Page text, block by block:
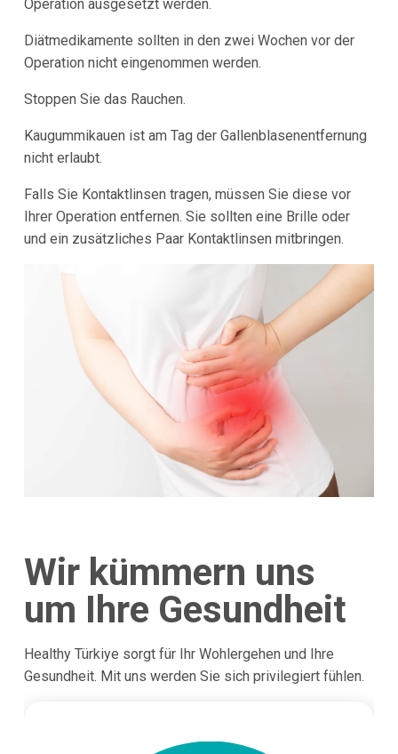
Operation ausgesetzt werden.
Diätmedikamente sollten in den zwei Wochen vor der
Operation nicht eingenommen werden.
Stoppen Sie das Rauchen.
Kaugummikauen ist am Tag der Gallenblasenentfernung
nicht erlaubt.
Falls Sie Kontaktlinsen tragen, müssen Sie diese vor
Ihrer Operation entfernen. Sie sollten eine Brille oder
und ein zusätzliches Paar Kontaktlinsen mitbringen.
Wir kümmern uns
um Ihre Gesundheit
Healthy Türkiye sorgt für Ihr Wohlergehen und Ihre
Gesundheit. Mit uns werden Sie sich privilegiert fühlen.